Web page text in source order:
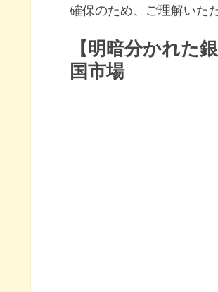
確保のため、ご理解いた
【明暗分かれた
国市場